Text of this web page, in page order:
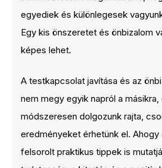
egyediek és különlegesek
Egy kis önszeretet és önbizalom
képes lehet.
A testkapcsolat javítása és az
nem megy egyik napról a
módszeresen dolgozunk rajta,
eredményeket érhetünk el. Ahogy
felsorolt praktikus tippek is